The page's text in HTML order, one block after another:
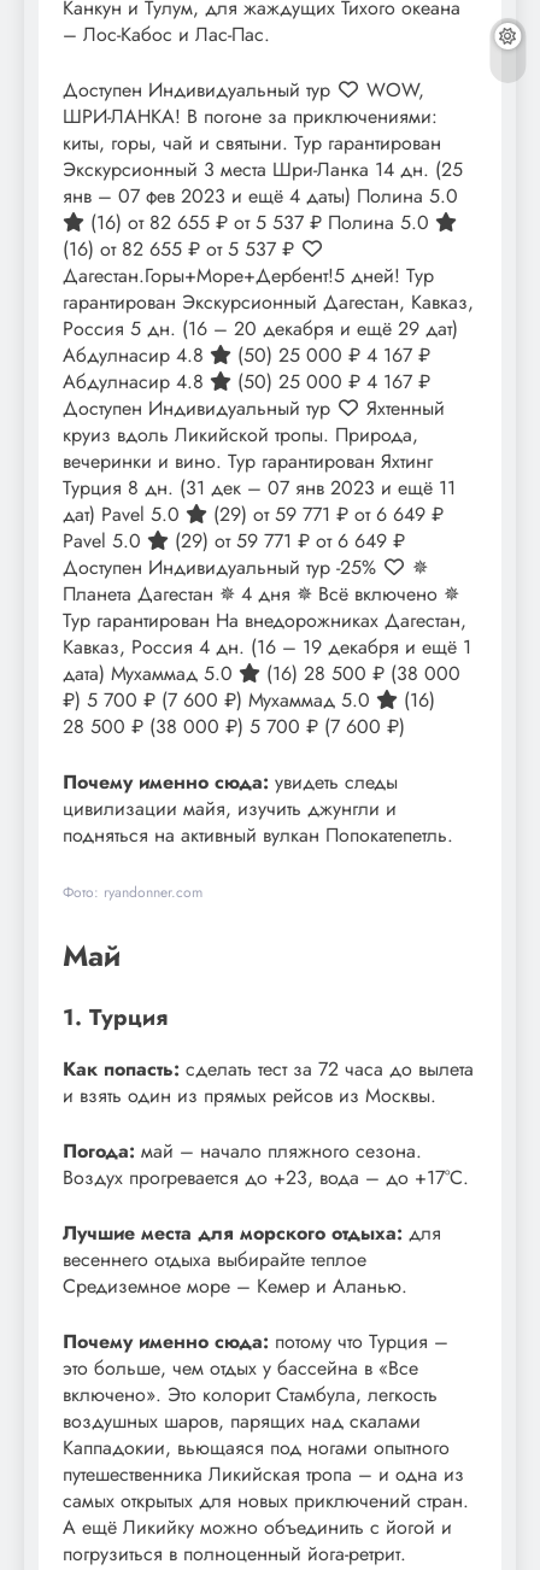
Канкун и Тулум, для жаждущих Тихого океана
– Лос-Кабос и Лас-Пас.
Доступен Индивидуальный тур
WOW,
ШРИ-ЛАНКА! В погоне за приключениями:
киты, горы, чай и святыни. Тур гарантирован
Экскурсионный 3 места Шри-Ланка 14 дн. (25
янв – 07 фев 2023 и ещё 4 даты) Полина 5.0
(16) от 82 655 ₽ от 5 537 ₽ Полина 5.0
(16) от 82 655 ₽ от 5 537 ₽
Дагестан.Горы+Море+Дербент!5 дней! Тур
гарантирован Экскурсионный Дагестан, Кавказ,
Россия 5 дн. (16 – 20 декабря и ещё 29 дат)
Абдулнасир 4.8
(50) 25 000 ₽ 4 167 ₽
Абдулнасир 4.8
(50) 25 000 ₽ 4 167 ₽
Доступен Индивидуальный тур
Яхтенный
круиз вдоль Ликийской тропы. Природа,
вечеринки и вино. Тур гарантирован Яхтинг
Турция 8 дн. (31 дек – 07 янв 2023 и ещё 11
дат) Pavel 5.0 (29) от 59 771 ₽ от 6 649 ₽
Pavel 5.0
(29) от 59 771 ₽ от 6 649 ₽
Доступен Индивидуальный тур -25%
✵
Планета Дагестан ✵ 4 дня ✵ Всё включено ✵
Тур гарантирован На внедорожниках Дагестан,
Кавказ, Россия 4 дн. (16 – 19 декабря и ещё 1
дата) Мухаммад 5.0 (16) 28 500 ₽ (38 000
₽) 5 700 ₽ (7 600 ₽) Мухаммад 5.0
(16)
28 500 ₽ (38 000 ₽) 5 700 ₽ (7 600 ₽)
Почему именно сюда: увидеть следы
цивилизации майя, изучить джунгли и
подняться на активный вулкан Попокатепетль.
Фото: ryandonner.com
Май
1. Турция
Как попасть: сделать тест за 72 часа до вылета
и взять один из прямых рейсов из Москвы.
Погода: май – начало пляжного сезона.
Воздух прогревается до +23, вода – до +17°С.
Лучшие места для морского отдыха: для
весеннего отдыха выбирайте теплое
Средиземное море – Кемер и Аланью.
Почему именно сюда: потому что Турция –
это больше, чем отдых у бассейна в «Все
включено». Это колорит Стамбула, легкость
воздушных шаров, парящих над скалами
Каппадокии, вьющаяся под ногами опытного
путешественника Ликийская тропа – и одна из
самых открытых для новых приключений стран.
А ещё Ликийку можно объединить с йогой и
погрузиться в полноценный йога-ретрит.